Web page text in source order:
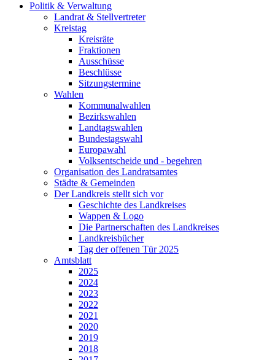
Politik & Verwaltung
Landrat & Stellvertreter
Kreistag
Kreisräte
Fraktionen
Ausschüsse
Beschlüsse
Sitzungstermine
Wahlen
Kommunalwahlen
Bezirkswahlen
Landtagswahlen
Bundestagswahl
Europawahl
Volksentscheide und - begehren
Organisation des Landratsamtes
Städte & Gemeinden
Der Landkreis stellt sich vor
Geschichte des Landkreises
Wappen & Logo
Die Partnerschaften des Landkreises
Landkreisbücher
Tag der offenen Tür 2025
Amtsblatt
2025
2024
2023
2022
2021
2020
2019
2018